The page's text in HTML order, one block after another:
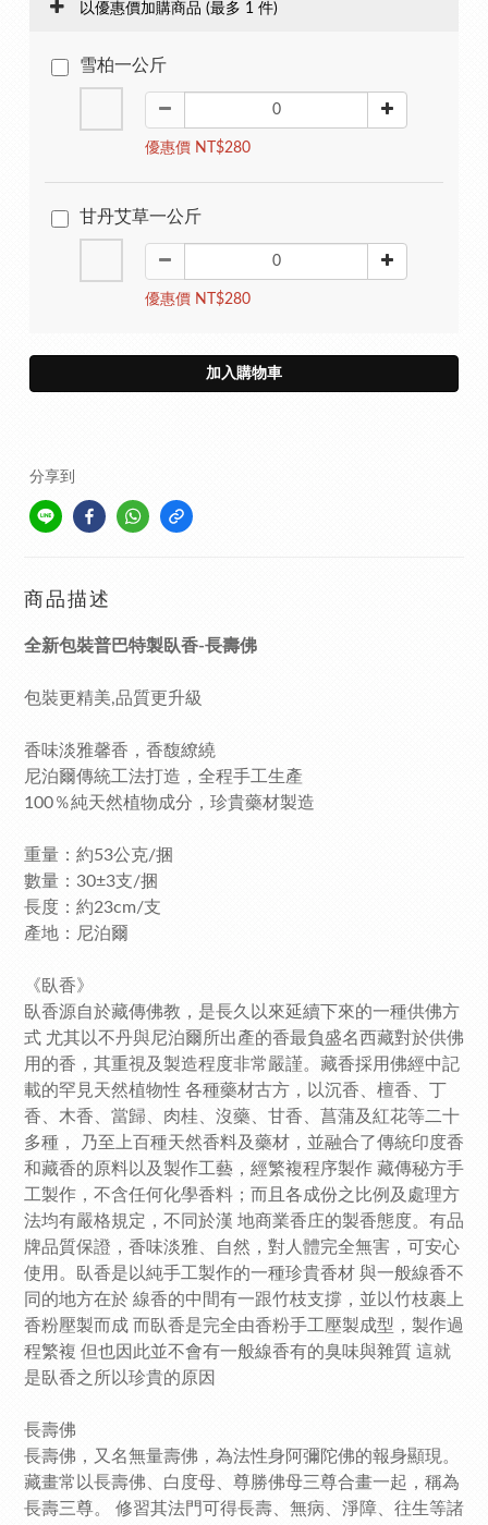
以優惠價加購商品 (最多 1 件)
雪柏一公斤
優惠價 NT$280
甘丹艾草一公斤
優惠價 NT$280
加入購物車
分享到
商品描述
全新包裝普巴特製臥香-長壽佛
包裝更精美,品質更升級
香味淡雅馨香，香馥繚繞
尼泊爾傳統工法打造，全程手工生產
100％純天然植物成分，珍貴藥材製造
重量：約53公克/捆
數量：30±3支/捆
長度：約23cm/支
產地：尼泊爾
《臥香》
臥香源自於藏傳佛教，是長久以來延續下來的一種供佛方
式 尤其以不丹與尼泊爾所出產的香最負盛名西藏對於供佛
用的香，其重視及製造程度非常嚴謹。藏香採用佛經中記
載的罕見天然植物性 各種藥材古方，以沉香、檀香、丁
香、木香、當歸、肉桂、沒藥、甘香、菖蒲及紅花等二十
多種， 乃至上百種天然香料及藥材，並融合了傳統印度香
和藏香的原料以及製作工藝，經繁複程序製作 藏傳秘方手
工製作，不含任何化學香料；而且各成份之比例及處理方
法均有嚴格規定，不同於漢 地商業香庄的製香態度。有品
牌品質保證，香味淡雅、自然，對人體完全無害，可安心
使用。臥香是以純手工製作的一種珍貴香材 與一般線香不
同的地方在於 線香的中間有一跟竹枝支撐，並以竹枝裹上
香粉壓製而成 而臥香是完全由香粉手工壓製成型，製作過
程繁複 但也因此並不會有一般線香有的臭味與雜質 這就
是臥香之所以珍貴的原因
長壽佛
長壽佛，又名無量壽佛，為法性身阿彌陀佛的報身顯現。
藏畫常以長壽佛、白度母、尊勝佛母三尊合畫一起，稱為
長壽三尊。 修習其法門可得長壽、無病、淨障、往生等諸